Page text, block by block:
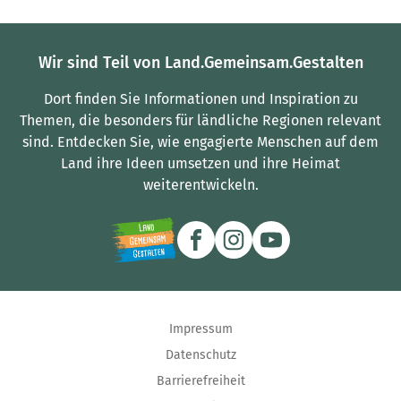
Wir sind Teil von Land.Gemeinsam.Gestalten
Dort finden Sie Informationen und Inspiration zu
Themen, die besonders für ländliche Regionen relevant
sind. Entdecken Sie, wie engagierte Menschen auf dem
Land ihre Ideen umsetzen und ihre Heimat
weiterentwickeln.
Impressum
Datenschutz
Barrierefreiheit